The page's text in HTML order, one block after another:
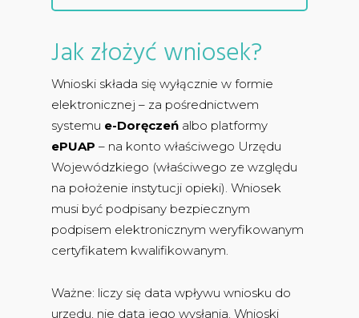
Jak złożyć wniosek?
Wnioski składa się wyłącznie w formie
elektronicznej – za pośrednictwem
systemu e-Doręczeń albo platformy
ePUAP – na konto właściwego Urzędu
Wojewódzkiego (właściwego ze względu
na położenie instytucji opieki). Wniosek
musi być podpisany bezpiecznym
podpisem elektronicznym weryfikowanym
certyfikatem kwalifikowanym.
Ważne: liczy się data wpływu wniosku do
urzędu, nie data jego wysłania. Wnioski